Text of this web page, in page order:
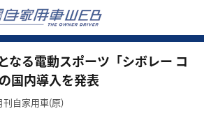
なる電動スポーツ「シボレー コ
国内導入を発表
刊自家用車(原)